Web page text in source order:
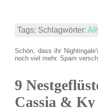
Tags: Schlagwörter:
Schön, dass ihr
noch viel mehr. Spam
9
Cassia &